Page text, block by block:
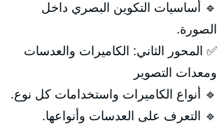
🔹 أساسيات التكوين البصري داخل
الصورة.
✅ المحور الثاني: الكاميرات والعدسات
ومعدات التصوير
🔹 أنواع الكاميرات واستخدامات كل نوع.
🔹 التعرف على العدسات وأنواعها.